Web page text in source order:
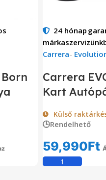
24 hónap
Carrera-
Carrera
Kart
Külső
🕒Rendelhető
59,990Ft